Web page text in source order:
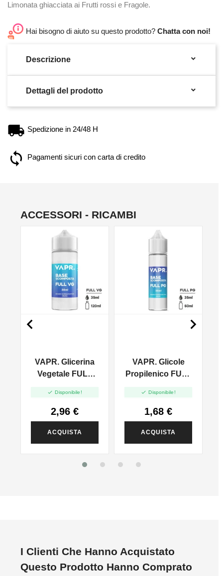
Limonata ghiacciata ai Frutti rossi e Fragole.
Hai bisogno di aiuto su questo prodotto? Chatta con noi!
Descrizione 
Dettagli del prodotto 
Spedizione in 24/48 H
Pagamenti sicuri con carta di credito
ACCESSORI - RICAMBI
VAPR. Glicerina
Vegetale FULL
120ml
 Disponibile!
2,96 €
ACQUISTA
VAPR. Glicole
Propilenico FULL
 Disponibile!
1,68 €
ACQUISTA
 
I Clienti Che Hanno Acquistato
Questo Prodotto Hanno Comprato